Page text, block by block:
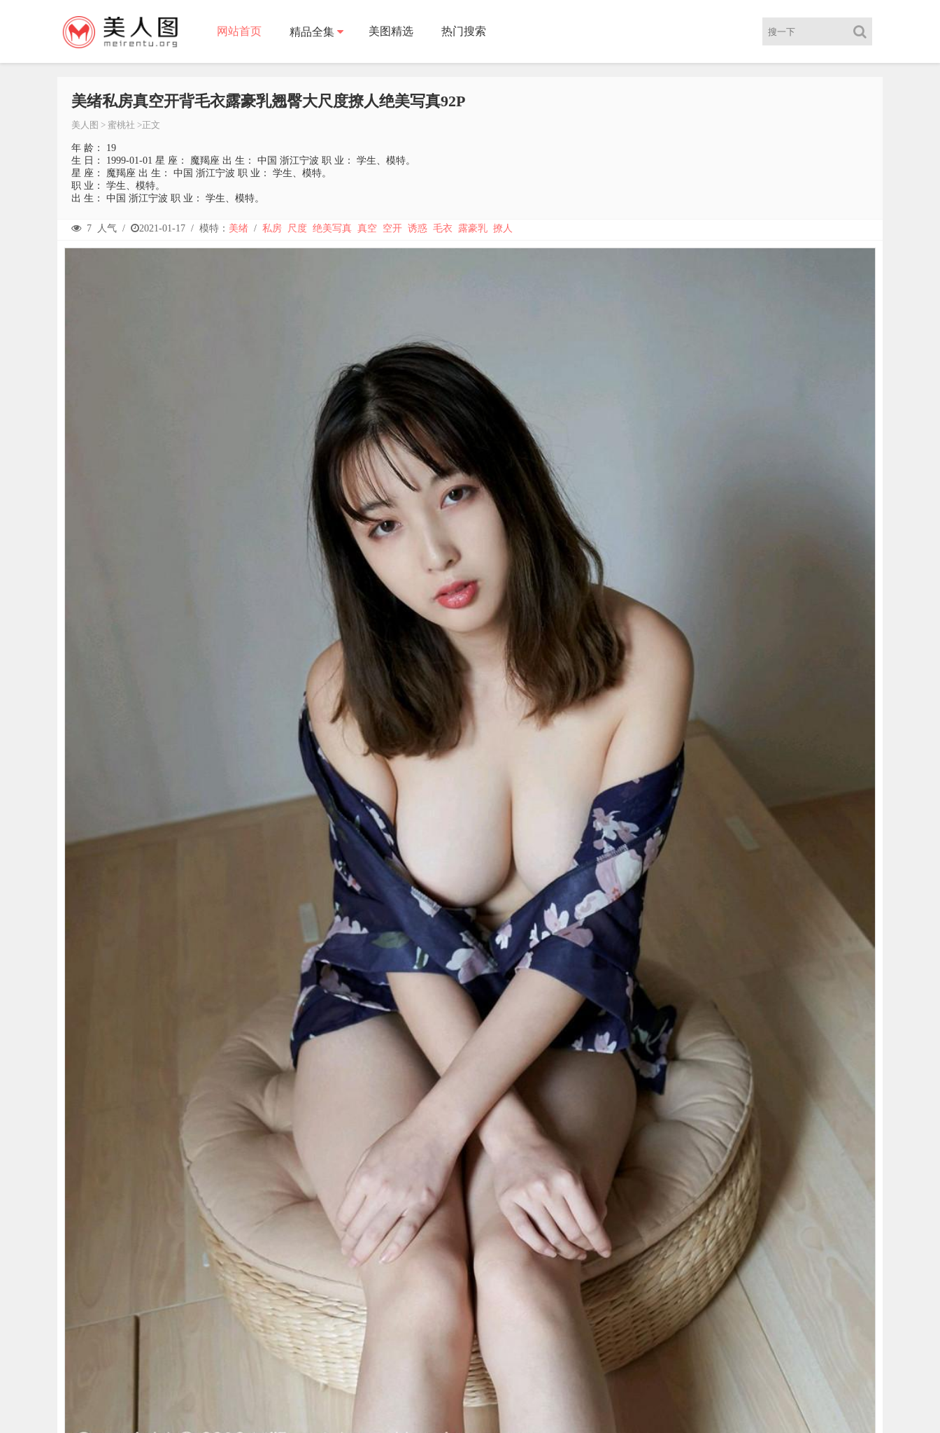
网站首页 精品全集 美图精选 热门搜索
美绪私房真空开背毛衣露豪乳翘臀大尺度撩人绝美写真92P
美人图 > 蜜桃社 >正文
年 龄： 19
生 日： 1999-01-01 星 座： 魔羯座 出 生： 中国 浙江宁波 职 业： 学生、模特。
星 座： 魔羯座 出 生： 中国 浙江宁波 职 业： 学生、模特。
职 业： 学生、模特。
出 生： 中国 浙江宁波 职 业： 学生、模特。
7 人气 / 2021-01-17 / 模特： 美绪 / 私房 尺度 绝美写真 真空 空开 诱惑 毛衣 露豪乳 撩人